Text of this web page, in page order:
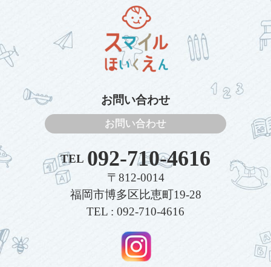
お問い合わせ
お問い合わせ
TEL 092-710-4616
〒812-0014
福岡市博多区比恵町19-28
TEL : 092-710-4616